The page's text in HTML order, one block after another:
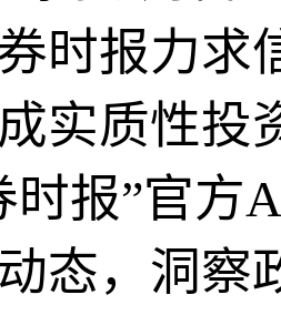
时报力求
实质性投
时报”官方
态，洞察